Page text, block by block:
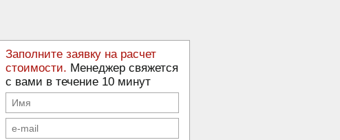
Заполните заявку на расчет
стоимости. Менеджер свяжется
с вами в течение 10 минут